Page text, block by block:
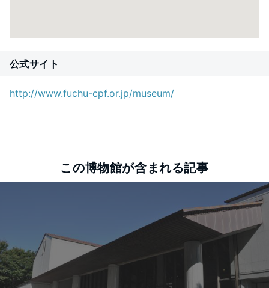
公式サイト
http://www.fuchu-cpf.or.jp/museum/
この博物館が含まれる記事